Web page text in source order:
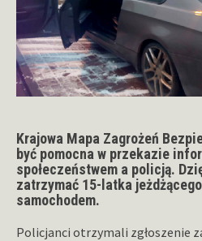
Krajowa Mapa Zagrożeń
być pomocna w przekazie
społeczeństwem a policją.
zatrzymać 15-latka
samochodem.
Policjanci otrzymali zgłoszenie